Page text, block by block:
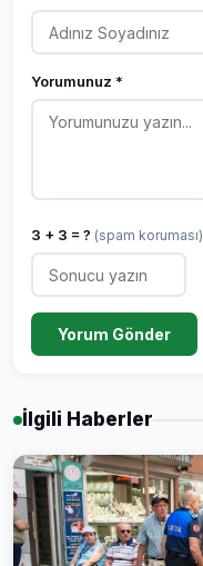
Yorumunuz *
3 + 3 = ? (spam koruması)
Yorum Gönder
İlgili Haberler